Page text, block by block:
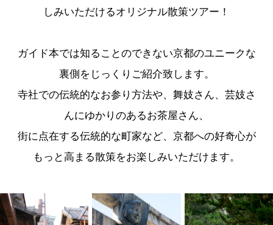
しみいただけるオリジナル散策ツアー！
ガイド本では知ることのできない京都のユニークな
裏側をじっくりご紹介致します。
寺社での伝統的なお参り方法や、舞妓さん、芸妓さ
んにゆかりのあるお茶屋さん、
街に点在する伝統的な町家など、京都への好奇心が
もっと高まる散策をお楽しみいただけます。